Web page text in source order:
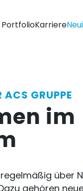
PortfolioKarriere
ACS GRUPPE
im
über
gehören